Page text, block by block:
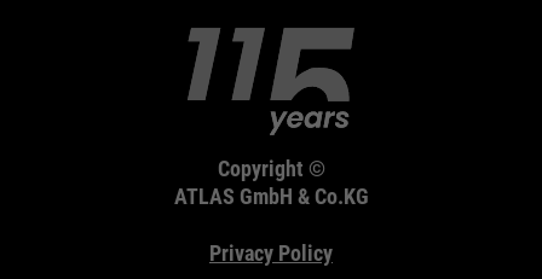
Copyright ©
ATLAS GmbH & Co.KG
Privacy Policy